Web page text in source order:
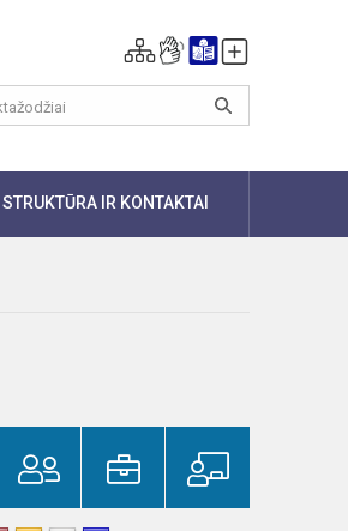
STRUKTŪRA IR KONTAKTAI